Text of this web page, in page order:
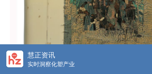
慧正资讯
实时洞察化塑产业